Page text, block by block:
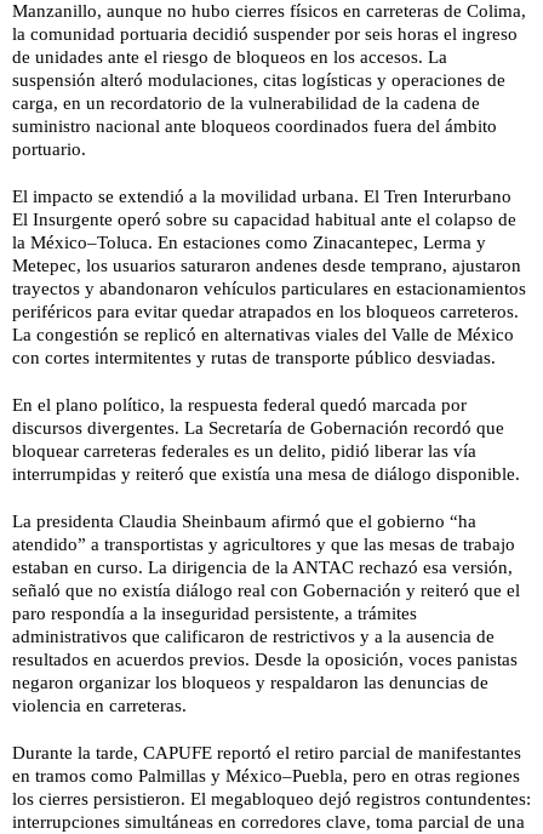
Manzanillo, aunque no hubo cierres físicos en carreteras de Colima,
la comunidad portuaria decidió suspender por seis horas el ingreso
de unidades ante el riesgo de bloqueos en los accesos. La
suspensión alteró modulaciones, citas logísticas y operaciones de
carga, en un recordatorio de la vulnerabilidad de la cadena de
suministro nacional ante bloqueos coordinados fuera del ámbito
portuario.
El impacto se extendió a la movilidad urbana. El Tren Interurbano
El Insurgente operó sobre su capacidad habitual ante el colapso de
la México–Toluca. En estaciones como Zinacantepec, Lerma y
Metepec, los usuarios saturaron andenes desde temprano, ajustaron
trayectos y abandonaron vehículos particulares en estacionamientos
periféricos para evitar quedar atrapados en los bloqueos carreteros.
La congestión se replicó en alternativas viales del Valle de México
con cortes intermitentes y rutas de transporte público desviadas.
En el plano político, la respuesta federal quedó marcada por
discursos divergentes. La Secretaría de Gobernación recordó que
bloquear carreteras federales es un delito, pidió liberar las vía
interrumpidas y reiteró que existía una mesa de diálogo disponible.
La presidenta Claudia Sheinbaum afirmó que el gobierno “ha
atendido” a transportistas y agricultores y que las mesas de trabajo
estaban en curso. La dirigencia de la ANTAC rechazó esa versión,
señaló que no existía diálogo real con Gobernación y reiteró que el
paro respondía a la inseguridad persistente, a trámites
administrativos que calificaron de restrictivos y a la ausencia de
resultados en acuerdos previos. Desde la oposición, voces panistas
negaron organizar los bloqueos y respaldaron las denuncias de
violencia en carreteras.
Durante la tarde, CAPUFE reportó el retiro parcial de manifestantes
en tramos como Palmillas y México–Puebla, pero en otras regiones
los cierres persistieron. El megabloqueo dejó registros contundentes:
interrupciones simultáneas en corredores clave, toma parcial de una